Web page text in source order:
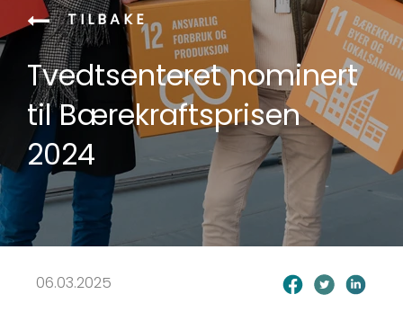
TILBAKE
Tvedtsenteret nominert
til Bærekraftsprisen
2024
06.03.2025